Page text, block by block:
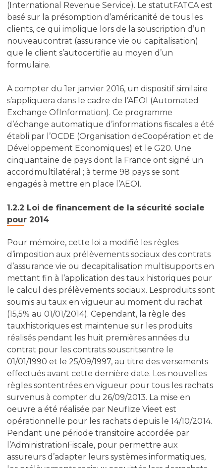
(International Revenue Service). Le statutFATCA est
basé sur la présomption d’américanité de tous les
clients, ce qui implique lors de la souscription d’un
nouveaucontrat (assurance vie ou capitalisation)
que le client s’autocertifie au moyen d’un
formulaire.
A compter du 1er janvier 2016, un dispositif similaire
s’appliquera dans le cadre de l’AEOI (Automated
Exchange OfInformation). Ce programme
d’échange automatique d’informations fiscales a été
établi par l’OCDE (Organisation deCoopération et de
Développement Economiques) et le G20. Une
cinquantaine de pays dont la France ont signé un
accordmultilatéral ; à terme 98 pays se sont
engagés à mettre en place l’AEOI.
1.2.2 Loi de financement de la sécurité sociale
pour 2014
Pour mémoire, cette loi a modifié les règles
d’imposition aux prélèvements sociaux des contrats
d’assurance vie ou decapitalisation multisupports en
mettant fin à l’application des taux historiques pour
le calcul des prélèvements sociaux. Lesproduits sont
soumis au taux en vigueur au moment du rachat
(15,5% au 01/01/2014). Cependant, la règle des
tauxhistoriques est maintenue sur les produits
réalisés pendant les huit premières années du
contrat pour les contrats souscritsentre le
01/01/1990 et le 25/09/1997, au titre des versements
effectués avant cette dernière date. Les nouvelles
règles sontentrées en vigueur pour tous les rachats
survenus à compter du 26/09/2013. La mise en
oeuvre a été réalisée par Neuflize Vieet est
opérationnelle pour les rachats depuis le 14/10/2014.
Pendant une période transitoire accordée par
l’AdministrationFiscale, pour permettre aux
assureurs d’adapter leurs systèmes informatiques,